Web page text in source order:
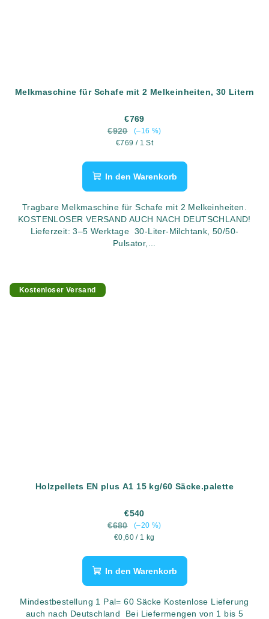
Melkmaschine für Schafe mit 2 Melkeinheiten, 30 Litern
€769
€920
(–16 %)
Verkaufspreis:
€769 / 1 St
In den Warenkorb
Tragbare Melkmaschine für Schafe mit 2 Melkeinheiten.
KOSTENLOSER VERSAND AUCH NACH DEUTSCHLAND!
Lieferzeit: 3–5 Werktage 30-Liter-Milchtank, 50/50-
Pulsator,...
Kostenloser Versand
Holzpellets EN plus A1 15 kg/60 Säcke.palette
€540
€680
(–20 %)
Verkaufspreis:
€0,60 / 1 kg
In den Warenkorb
Mindestbestellung 1 Pal= 60 Säcke Kostenlose Lieferung
auch nach Deutschland Bei Liefermengen von 1 bis 5